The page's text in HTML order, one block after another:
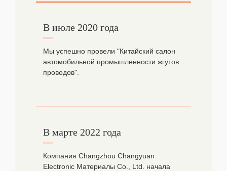
В июле 2020 года
Мы успешно провели "Китайский салон
автомобильной промышленности жгутов
проводов".
В марте 2022 года
Компания Changzhou Changyuan
Electronic Материалы Co., Ltd. начала